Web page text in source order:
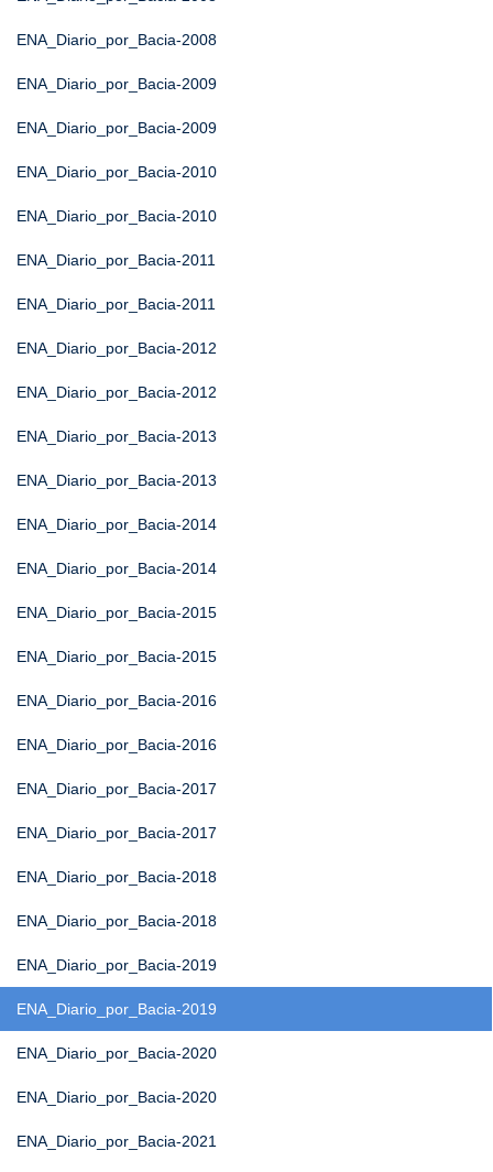
ENA_Diario_por_Bacia-2008
ENA_Diario_por_Bacia-2009
ENA_Diario_por_Bacia-2009
ENA_Diario_por_Bacia-2010
ENA_Diario_por_Bacia-2010
ENA_Diario_por_Bacia-2011
ENA_Diario_por_Bacia-2011
ENA_Diario_por_Bacia-2012
ENA_Diario_por_Bacia-2012
ENA_Diario_por_Bacia-2013
ENA_Diario_por_Bacia-2013
ENA_Diario_por_Bacia-2014
ENA_Diario_por_Bacia-2014
ENA_Diario_por_Bacia-2015
ENA_Diario_por_Bacia-2015
ENA_Diario_por_Bacia-2016
ENA_Diario_por_Bacia-2016
ENA_Diario_por_Bacia-2017
ENA_Diario_por_Bacia-2017
ENA_Diario_por_Bacia-2018
ENA_Diario_por_Bacia-2018
ENA_Diario_por_Bacia-2019
ENA_Diario_por_Bacia-2019
ENA_Diario_por_Bacia-2020
ENA_Diario_por_Bacia-2020
ENA_Diario_por_Bacia-2021